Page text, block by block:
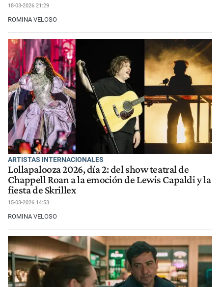
18-03-2026 21:29
ROMINA VELOSO
ARTISTAS INTERNACIONALES
Lollapalooza 2026, día 2: del show teatral de
Chappell Roan a la emoción de Lewis Capaldi y la
fiesta de Skrillex
15-03-2026 14:53
ROMINA VELOSO